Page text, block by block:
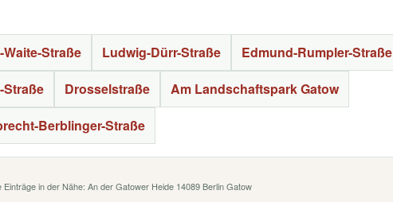
Waite-Straße Ludwig-Dürr-Straße
Edmund-Rumpler-Straße
Straße Drosselstraße
Am Landschaftspark Gatow
Berblinger-Straße
Einträge in der Nähe: An der Gatower Heide 14089 Berlin Gatow